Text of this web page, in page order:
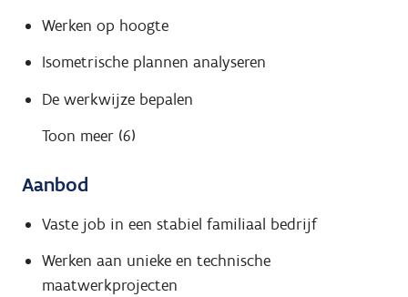
Werken op hoogte
Isometrische plannen analyseren
De werkwijze bepalen
Toon meer (6)
Aanbod
Vaste job in een stabiel familiaal bedrijf
Werken aan unieke en technische
maatwerkprojecten